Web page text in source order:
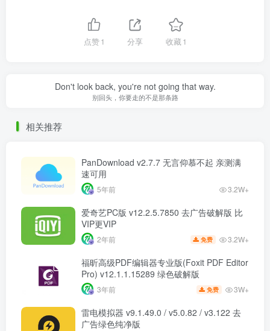
点赞1 分享 收藏1
Don't look back, you're not going that way.
别回头，你要走的不是那条路
相关推荐
PanDownload v2.7.7 无言仰慕不起 亲测满
速可用
5年前 3.2W+
爱奇艺PC版 v12.2.5.7850 去广告破解版 比
VIP更VIP
2年前 免费 3.2W+
福昕高级PDF编辑器专业版(Foxit PDF Editor
Pro) v12.1.1.15289 绿色破解版
3年前 免费 3W+
雷电模拟器 v9.1.49.0 / v5.0.82 / v3.122 去
广告绿色纯净版